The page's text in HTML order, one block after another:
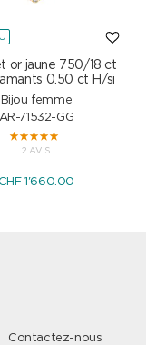
or jaune 750/18 ct
0.50 ct H/si
Bijou femme
AR-71532-GG
2 AVIS
CHF 1'660.00
Contactez-nous